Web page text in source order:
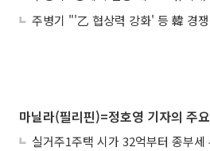
마닐라(필리핀)=정호영 기자의 주